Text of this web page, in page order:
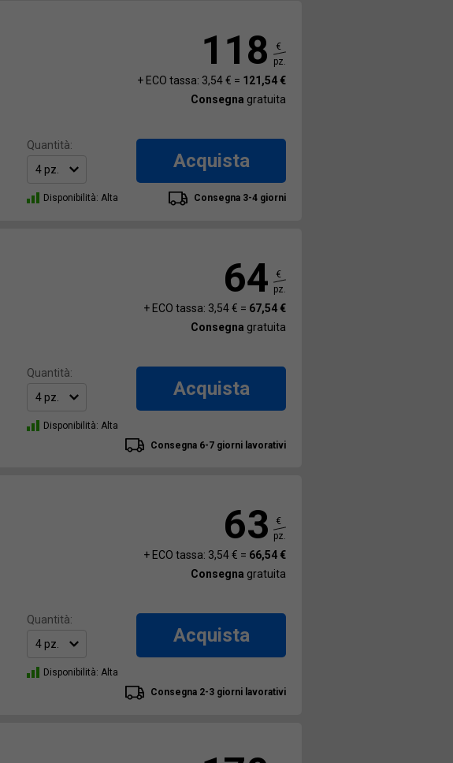
118
€
pz.
+ ECO tassa: 3,54 € = 121,54 €
Consegna gratuita
Quantità:
Acquista
Disponibilità: Alta Consegna 3-4 giorni
64
€
pz.
+ ECO tassa: 3,54 € = 67,54 €
Consegna gratuita
Quantità:
Acquista
Disponibilità: Alta
Consegna 6-7 giorni lavorativi
63
€
pz.
+ ECO tassa: 3,54 € = 66,54 €
Consegna gratuita
Quantità:
Acquista
Disponibilità: Alta
Consegna 2-3 giorni lavorativi